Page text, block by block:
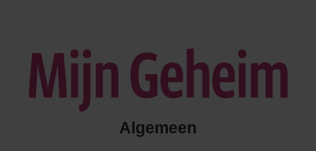
Algemeen